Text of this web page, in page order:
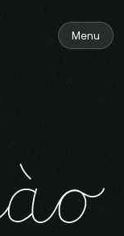
Menu